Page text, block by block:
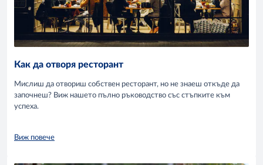
Как да отворя ресторант
Мислиш да отвориш собствен ресторант, но не знаеш откъде да
започнеш? Виж нашето пълно ръководство със стъпките към
успеха.
Виж повече